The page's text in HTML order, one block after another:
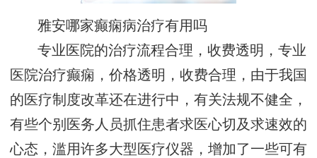
雅安哪家癫痫病治疗有用吗
专业医院的治疗流程合理，收费透明，专业
医院治疗癫痫，价格透明，收费合理，由于我国
的医疗制度改革还在进行中，有关法规不健全，
有些个别医务人员抓住患者求医心切及求速效的
心态，滥用许多大型医疗仪器，增加了一些可有